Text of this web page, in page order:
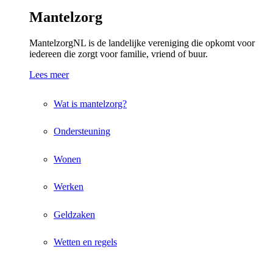
Mantelzorg
MantelzorgNL is de landelijke vereniging die opkomt voor
iedereen die zorgt voor familie, vriend of buur.
Lees meer
Wat is mantelzorg?
Ondersteuning
Wonen
Werken
Geldzaken
Wetten en regels